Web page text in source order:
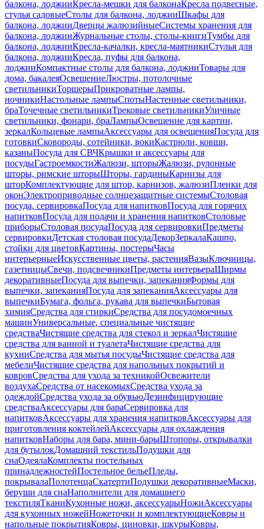
балкона, лоджииКресла-мешки для балконаКресла подвесные,
стулья садовыеСтолы для балкона, лоджииШкафы для
балкона, лоджииДверцы жалюзийныеСистемы хранения для
балкона, лоджииЖурнальные столы, столы-книгиТумбы для
балкона, лоджииКресла-качалки, кресла-маятникиСтулья для
балкона, лоджииКресла, пуфы для балкона,
лоджииКомпактные столы для балкона, лоджииТовары для
дома, бакалеяОсвещениеЛюстры, потолочные
светильникиТоршерыПрикроватные лампы,
ночникиНастольные лампыСпотыНастенные светильники,
браТочечные светильникиТрековые светильникиУличные
светильники, фонари, браЛампыОсвещение для картин,
зеркалКольцевые лампыАксессуары для освещенияПосуда для
готовкиСковороды, сотейники, вокиКастрюли, ковши,
казаныПосуда для СВЧКрышки и аксессуары для
посудыГастроемкостиЖалюзи, шторыЖалюзи, рулонные
шторы, римские шторыШторы, гардиныКарнизы для
шторКомплектующие для штор, карнизов, жалюзиПленки для
оконЭлектроприводные солнцезащитные системыСтоловая
посуда, сервировкаПосуда для напитковПосуда для горячих
напитковПосуда для подачи и хранения напитковСтоловые
приборыСтоловая посудаПосуда для сервировкиПредметы
сервировкиДетская столовая посудаДекорЗеркалаКашпо,
стойки для цветовКартины, постерыЧасы
интерьерныеИскусственные цветы, растенияВазыКлючницы,
газетницыСвечи, подсвечникиПредметы интерьераШирмы
декоративныеПосуда для выпечки, запеканияФормы для
выпечки, запеканияПосуда для запеканияАксессуары для
выпечкиБумага, фольга, рукава для выпечкиБытовая
химияСредства для стиркиСредства для посудомоечных
машинУниверсальные, специальные чистящие
средстваЧистящие средства для стекол и зеркалЧистящие
средства для ванной и туалетаЧистящие средства для
кухниСредства для мытья посудыЧистящие средства для
мебелиЧистящие средства для напольных покрытий и
ковровСредства для ухода за техникойОсвежители
воздухаСредства от насекомыхСредства ухода за
одеждойСредства ухода за обувьюДезинфицирующие
средстваАксессуары для бараСервировка для
напитковАксессуары для хранения напитковАксессуары для
приготовления коктейлейАксессуары для охлаждения
напитковНаборы для бара, мини-барыШтопоры, открывалки
для бутылокДомашний текстильПодушки для
снаОдеялаКомплекты постельных
принадлежностейПостельное бельеПледы,
покрывалаПолотенцаСкатертиПодушки декоративныеМаски,
беруши для снаНаполнители для домашнего
текстиляТканиКухонные ножи, аксессуарыНожиАксессуары
для кухонных ножейНожеточки и комплектующиеКовры и
напольные покрытияКовры, циновки, шкурыКовры,